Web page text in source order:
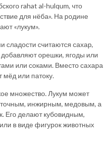
rahat al-hulqum, что
для нёба». На родине
«лукум».
считаются сахар,
добавляют орешки, ягоды или
или соками. Вместо сахара
мёд или патоку.
множество. Лукум может
инжирным, медовым, а
Его делают кубовидным,
в виде фигурок животных